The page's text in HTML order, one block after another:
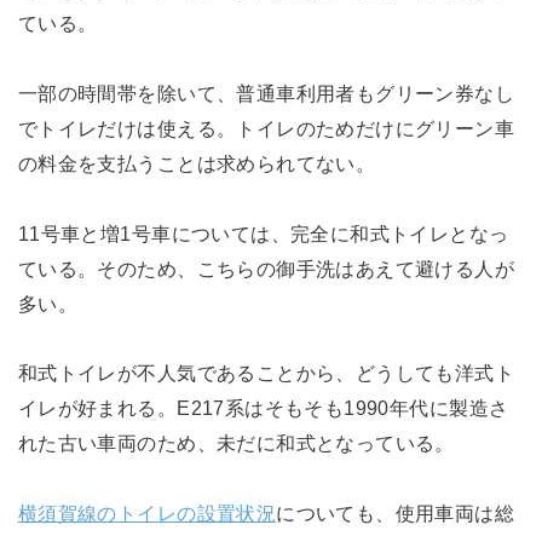
ている。
一部の時間帯を除いて、普通車利用者もグリーン券なし
でトイレだけは使える。トイレのためだけにグリーン車
の料金を支払うことは求められてない。
11号車と増1号車については、完全に和式トイレとなっ
ている。そのため、こちらの御手洗はあえて避ける人が
多い。
和式トイレが不人気であることから、どうしても洋式ト
イレが好まれる。E217系はそもそも1990年代に製造さ
れた古い車両のため、未だに和式となっている。
横須賀線のトイレの設置状況についても、使用車両は総